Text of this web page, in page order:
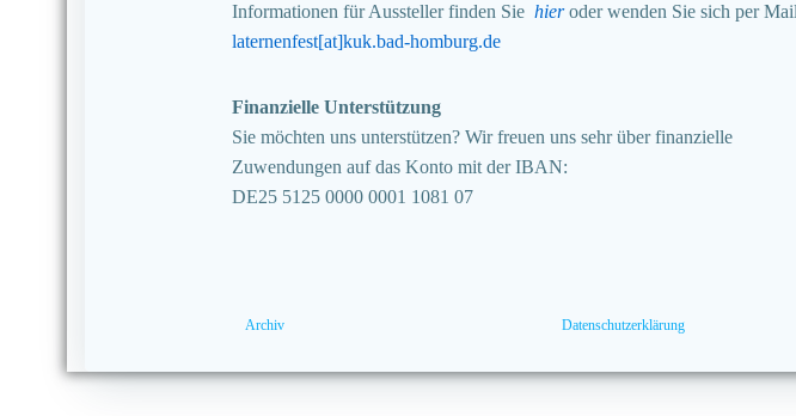
Informationen für Aussteller finden Sie hieroder wenden Sie sich per
laternenfest[at]kuk.bad-homburg.de
Finanzielle Unterstützung
Sie möchten uns unterstützen? Wir freuen uns sehr über finanzielle
Zuwendungen auf das Konto mit der IBAN:
DE25 5125 0000 0001 1081 07
Archiv Datenschutzerklärung